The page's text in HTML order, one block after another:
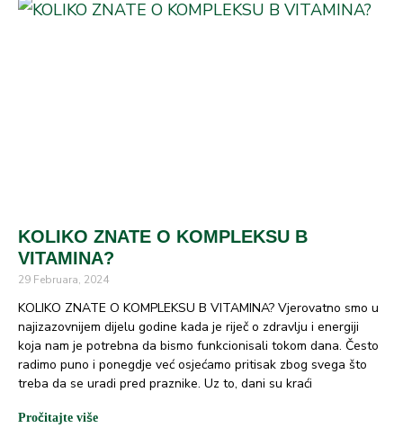
KOLIKO ZNATE O KOMPLEKSU B
VITAMINA?
29 Februara, 2024
KOLIKO ZNATE O KOMPLEKSU B VITAMINA? Vjerovatno smo u
najizazovnijem dijelu godine kada je riječ o zdravlju i energiji
koja nam je potrebna da bismo funkcionisali tokom dana. Često
radimo puno i ponegdje već osjećamo pritisak zbog svega što
treba da se uradi pred praznike. Uz to, dani su kraći
Pročitajte više